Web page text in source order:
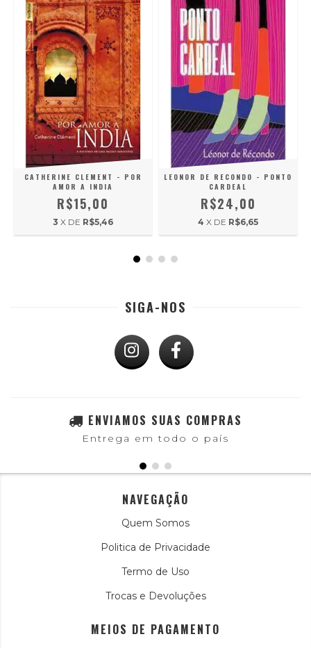
CATHERINE CLEMENT - POR
AMOR A INDIA
R$15,00
3 X DE R$5,46
LEONOR DE RECONDO - PONTO
CARDEAL
R$24,00
4 X DE R$6,65
SIGA-NOS
ENVIAMOS SUAS COMPRAS
Entrega em todo o país
NAVEGAÇÃO
Quem Somos
Politica de Privacidade
Termo de Uso
Trocas e Devoluções
MEIOS DE PAGAMENTO